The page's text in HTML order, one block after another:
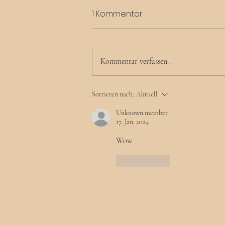
Die Rolle der Familie in Ralf
Lürigs Kunst.
1 Kommentar
Kommentar verfassen...
Sortieren nach: Aktuell
Unknown member
17. Jan. 2024
Wow